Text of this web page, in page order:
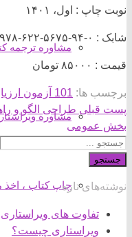
مشاوره ترجمه
مشاوره
چاپ کتاب ، اخذ
نوبت چاپ : اول، ۱۴۰۱
شابک : ۰-۹۴-۵۶۷۵-۶۲۲-۹۷۸
قیمت : ۸۵۰۰۰ تومان
برچسب ها: 101 آزمون ارزیابی عملکرد
پست قبلی طراحی الگو و
بخش عمومی
جستجو
نوشته‌های تازه
تفاوت های
ویراستاری چیست؟